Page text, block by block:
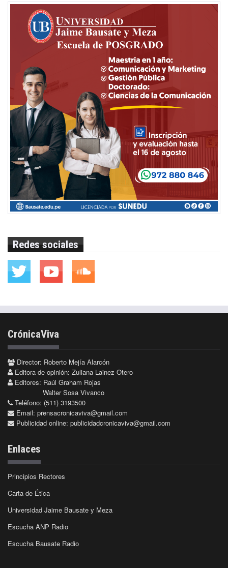
Redes sociales
CrónicaViva
Director: Roberto Mejía Alarcón
Editora de opinión: Zuliana Lainez Otero
Editores: Raúl Graham Rojas
Walter Sosa Vivanco
Teléfono: (511) 3193500
Email: prensacronicaviva@gmail.com
Publicidad online: publicidadcronicaviva@gmail.com
Enlaces
Principios Rectores
Carta de Ética
Universidad Jaime Bausate y Meza
Escucha ANP Radio
Escucha Bausate Radio